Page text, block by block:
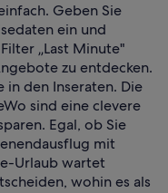
Geben Sie
ein und
„Last Minute"
zu entdecken.
in den Inseraten. Die
sind eine clevere
Egal, ob Sie
mit
Urlaub wartet
wohin es als